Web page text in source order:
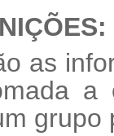
as
a
grupo